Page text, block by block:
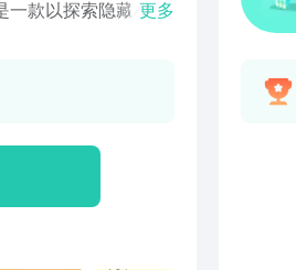
一款以探索隐藏小
奇幻的行
更多